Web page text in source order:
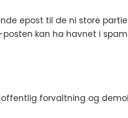
epost til de ni store
posten kan ha havnet i
forvaltning og